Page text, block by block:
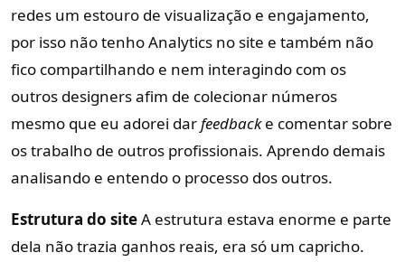
redes um estouro de visualização e engajamento,
por isso não tenho Analytics no site e também não
fico compartilhando e nem interagindo com os
outros designers afim de colecionar números
mesmo que eu adorei darfeedbacke comentar sobre
os trabalho de outros profissionais. Aprendo demais
analisando e entendo o processo dos outros.
Estrutura do siteA estrutura estava enorme e parte
dela não trazia ganhos reais, era só um capricho.